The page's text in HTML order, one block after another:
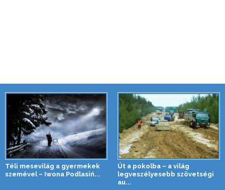
Téli mesevilág a gyermekek
szemével – Iwona Podlasiń...
Út a pokolba – a világ
legveszélyesebb szövetségi
au...